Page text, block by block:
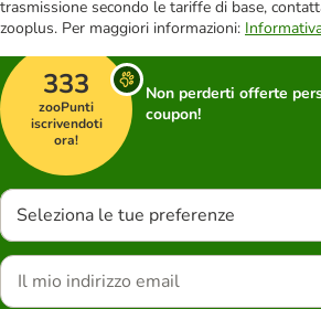
trasmissione secondo le tariffe di base,
zooplus. Per maggiori informazioni:
333
zooPunti
iscrivendoti
ora!
Non perderti offerte
coupon!
Seleziona le tue preferenze